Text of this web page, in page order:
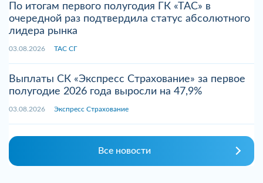
По итогам первого полугодия ГК «ТАС» в
очередной раз подтвердила статус абсолютного
лидера рынка
03.08.2026 ТАС СГ
Выплаты СК «Экспресс Страхование» за первое
полугодие 2026 года выросли на 47,9%
03.08.2026 Экспресс Страхование
Все новости